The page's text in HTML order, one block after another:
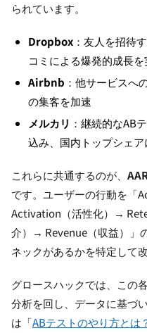
られています。
Dropbox ：友人を招待
コミによる爆発的成長
Airbnb ：他サービスへ
の集客を加速
メルカリ ：継続的なAB
込み、国内トップシェ
これらに共通するのが、
です。ユーザーの行動を「
Activation（活性化）→
介）→ Revenue（収益）」
ネックがあるかを特定して
グロースハックでは、この
分析を回し、データに基づ
は「ABテストのやり方とは